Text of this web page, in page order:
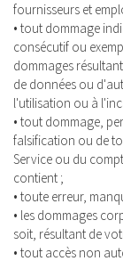
fournisseurs et
• tout dommage
consécutif ou
dommages
de données ou
l'utilisation ou à
• tout dommage,
falsification ou de
Service ou du
contient ;
• toute erreur,
• les dommages
soit, résultant de
• tout accès non